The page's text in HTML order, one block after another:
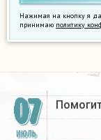
Нажимая на кнопку я
принимаю политику
07
ИЮЛЬ